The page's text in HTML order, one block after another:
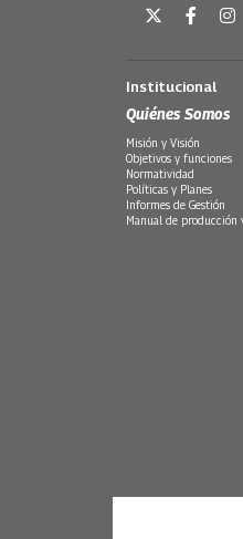
Institucional
Quiénes Somos
Misión y Visión
Objetivos y funciones
Normatividad
Políticas y Planes
Informes de Gestión
Manual de producción